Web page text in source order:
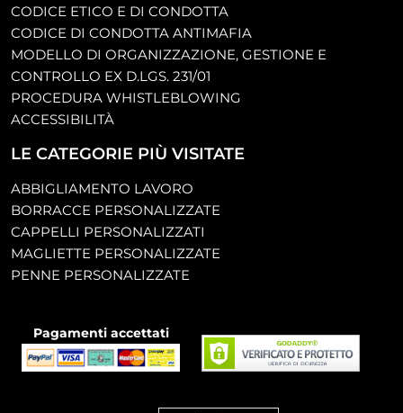
CODICE ETICO E DI CONDOTTA
CODICE DI CONDOTTA ANTIMAFIA
MODELLO DI ORGANIZZAZIONE, GESTIONE E
CONTROLLO EX D.LGS. 231/01
PROCEDURA WHISTLEBLOWING
ACCESSIBILITÀ
LE CATEGORIE PIÙ VISITATE
ABBIGLIAMENTO LAVORO
BORRACCE PERSONALIZZATE
CAPPELLI PERSONALIZZATI
MAGLIETTE PERSONALIZZATE
PENNE PERSONALIZZATE
Pagamenti accettati